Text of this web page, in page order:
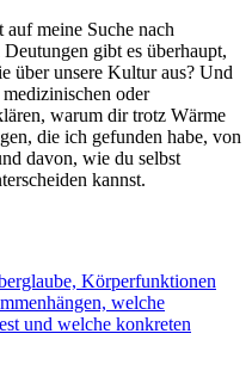
meine Suche ‍nach
gibt es überhaupt,
über unsere Kultur ⁢aus? Und
⁢oder
warum dir trotz Wärme
die ich gefunden habe,⁢ von
davon, wie du‌ selbst
kannst.
Körperfunktionen
​welche
⁤und welche konkreten